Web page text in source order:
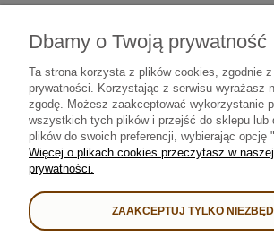
Czas na herbatę Mirosław Piórkowski| ul.
woj. podlaskie |
606 117 675|
Infolinia czynna od poniedziałku do piątku
Od 2008 roku najlepszą herbatę • kawę • yerba
upominkowe sprzedajemy i dostarczamy
Dbamy o Twoją prywatność
Ta strona korzysta z plików cookies, zgodnie
prywatności. Korzystając z serwisu wyrażasz
zgodę. Możesz zaakceptować wykorzystanie
wszystkich tych plików i przejść do sklepu lub
plików do swoich preferencji, wybierając opcję
Więcej o plikach cookies przeczytasz w
prywatności.
ZAAKCEPTUJ TYLKO